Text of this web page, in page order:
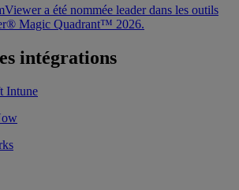
a été nommée leader dans les outils
Magic Quadrant™ 2026.
intégrations
Intune